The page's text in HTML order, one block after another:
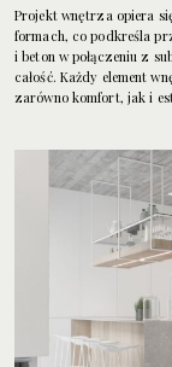
Projekt wnętrza opiera
formach, co podkreśla
i beton w połączeniu z
całość. Każdy element
zarówno komfort, jak i